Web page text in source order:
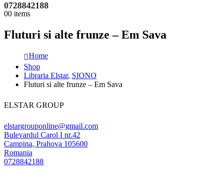
0728842188
00 items
Fluturi si alte frunze – Em Sava
Home
Shop
Libraria Elstar, SIONO
Fluturi si alte frunze – Em Sava
ELSTAR GROUP
elstargrouponline@gmail.com
Bulevardul Carol I nr.42
Campina, Prahova 105600
Romania
0728842188